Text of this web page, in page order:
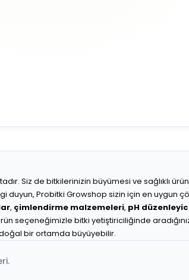
Siz de bitkilerinizin büyümesi ve sağlıklı
Probitki Growshop sizin için en uygun
, çimlendirme malzemeleri, pH
seçeneğimizle bitki yetiştiriciliğinde
bir ortamda büyüyebilir.